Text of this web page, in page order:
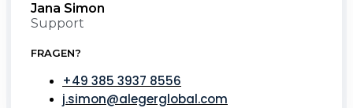
Jana Simon
Support
FRAGEN?
+49 385 3937 8556
j.simon@alegerglobal.com